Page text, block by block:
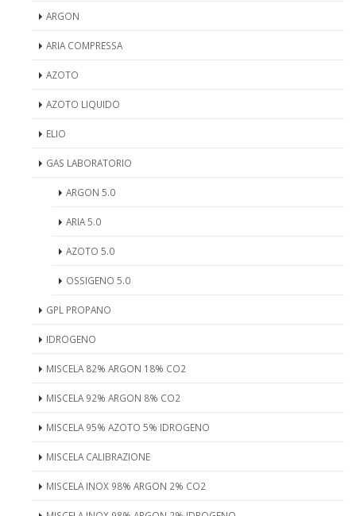
ARGON
ARIA COMPRESSA
AZOTO
AZOTO LIQUIDO
ELIO
GAS LABORATORIO
ARGON 5.0
ARIA 5.0
AZOTO 5.0
OSSIGENO 5.0
GPL PROPANO
IDROGENO
MISCELA 82% ARGON 18% CO2
MISCELA 92% ARGON 8% CO2
MISCELA 95% AZOTO 5% IDROGENO
MISCELA CALIBRAZIONE
MISCELA INOX 98% ARGON 2% CO2